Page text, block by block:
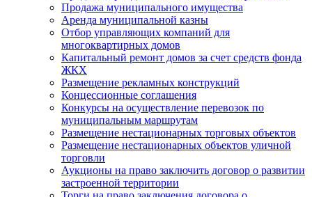
Продажа муниципального имущества
Аренда муниципальной казны
Отбор управляющих компаний для
многоквартирных домов
Капитальный ремонт домов за счет средств фонда
ЖКХ
Размещение рекламных конструкций
Концессионные соглашения
Конкурсы на осуществление перевозок по
муниципальным маршрутам
Размещение нестационарных торговых объектов
Размещение нестационарных объектов уличной
торговли
Аукционы на право заключить договор о развитии
застроенной территории